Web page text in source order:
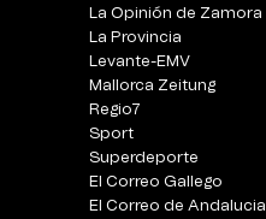
La Opinión de Zamora
La Provincia
Levante-EMV
Mallorca Zeitung
Regio7
Sport
Superdeporte
El Correo Gallego
El Correo de Andalucia